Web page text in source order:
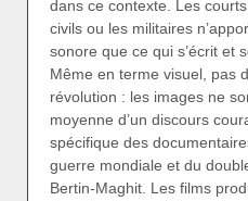
dans ce contexte. Les
civils ou les militaires
sonore que ce qui s’écrit et
Même en terme visuel, pas
révolution : les images ne
moyenne d’un discours
spécifique des
guerre mondiale et du
Bertin-Maghit. Les films